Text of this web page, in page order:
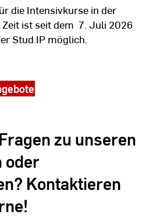
die Intensivkurse in der
ist seit dem 7. Juli 2026
Stud.IP möglich.
zu unseren
oder
Kontaktieren